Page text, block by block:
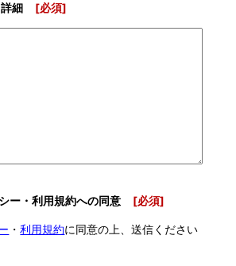
細 [必須]
ー・利用規約への同意 [必須]
・利用規約に同意の上、送信ください